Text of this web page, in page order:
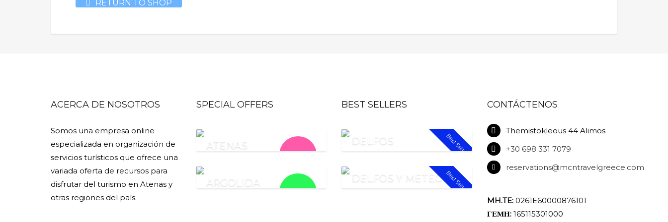
RETURN TO SHOP
ACERCA DE NOSOTROS
Somos una empresa online
especializada en organización de
servicios turísticos que ofrece una
variada oferta de recursos para
disfrutar del turismo en Atenas y
otras regiones del país.
SPECIAL OFFERS
€80.00
ATENAS
€115.00
ARGOLIDA
BEST SELLERS
Best Seller!
DELFOS
Best Seller!
DELFOS Y METEORA
CONTÁCTENOS
Themistokleous 44 Alimos
+30 698 331 7079
reservations@mcntravelgreece.com
MH.TE:0261E60000876101
ΓΕΜΗ: 165115301000